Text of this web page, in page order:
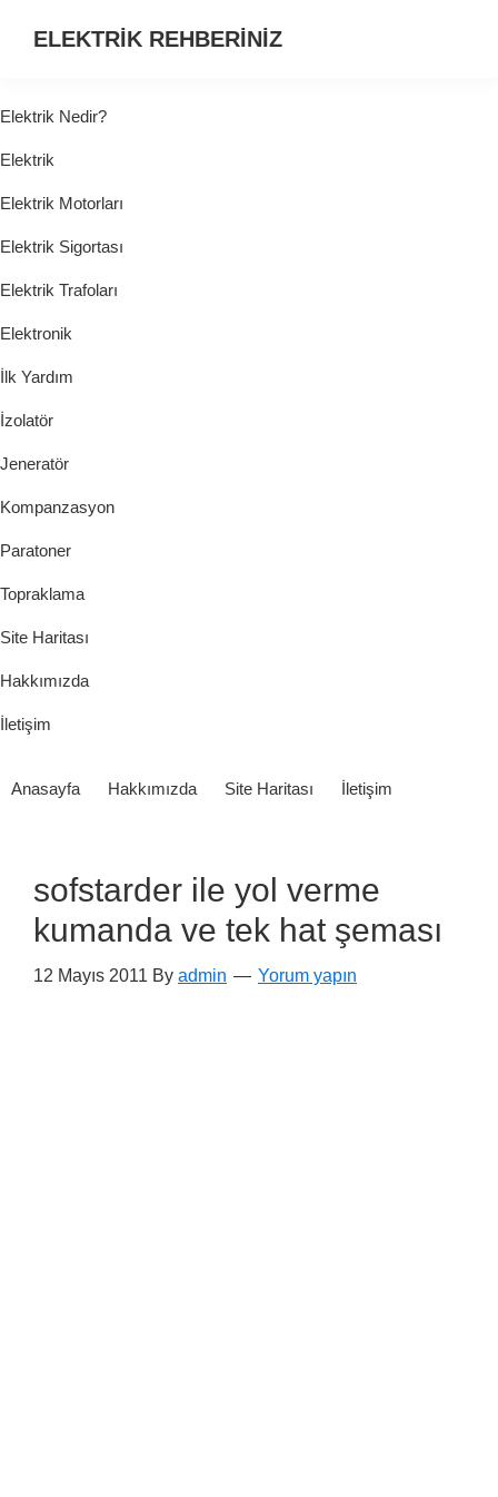
ELEKTRİK REHBERİNİZ
HER
ŞEY...
Elektrik Nedir?
Elektrik
Elektrik Motorları
Elektrik Sigortası
Elektrik Trafoları
Elektronik
İlk Yardım
İzolatör
Jeneratör
Kompanzasyon
Paratoner
Topraklama
Site Haritası
Hakkımızda
İletişim
Anasayfa Hakkımızda Site Haritası İletişim
sofstarder ile yol verme
kumanda ve tek hat şeması
12 Mayıs 2011 By admin Yorum yapın